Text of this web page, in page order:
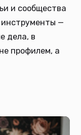
и сообщества
—
дела, в
профилем, а